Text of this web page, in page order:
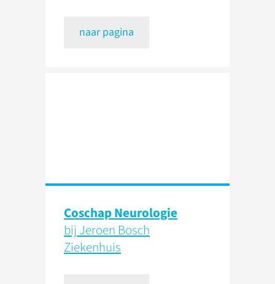
naar pagina
Coschap Neurologie
bij Jeroen Bosch
Ziekenhuis